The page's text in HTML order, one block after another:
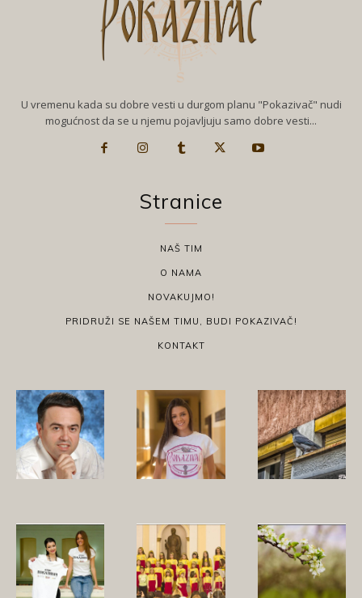
U vremenu kada su dobre vesti u durgom planu "Pokazivač" nudi
mogućnost da se u njemu pojavljuju samo dobre vesti...
Stranice
NAŠ TIM
O NAMA
NOVAKUJMO!
PRIDRUŽI SE NAŠEM TIMU, BUDI POKAZIVAČ!
KONTAKT